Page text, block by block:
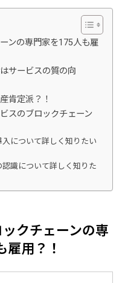
ンの専門家を175人も雇
サービスの質の向
肯定派？！
スのブロックチェーン
について詳しく知りたい
識について詳しく知りた
クチェーンの専
雇用？！